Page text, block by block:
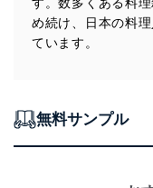
当社は、個人情報
に、下記セキュ
施し、個人情報
個人データ
の不要なア
アクセス者の
め続け、日本の料
ています。
無料サンプル